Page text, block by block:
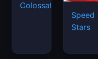
Colossatron
Speed
Stars